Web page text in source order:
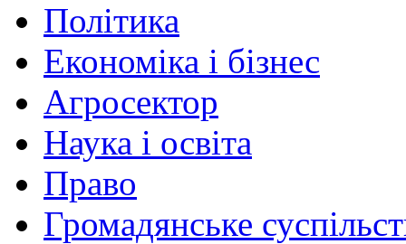
Політика
Економіка і бізнес
Агросектор
Наука і освіта
Право
Громадянське